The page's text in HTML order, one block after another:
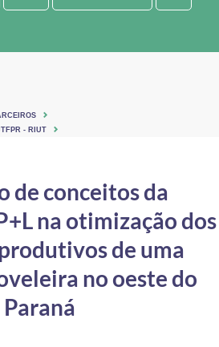
dos Direitos Humanos
- RIUT
de conceitos da
na otimização dos
de uma
no oeste do
Paraná